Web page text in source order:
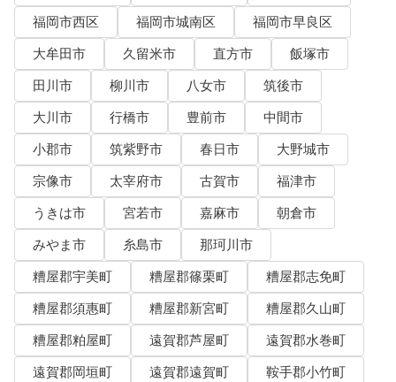
福岡市西区
福岡市城南区
福岡市早良区
大牟田市
久留米市 直方市
飯塚市
田川市
柳川市 八女市
筑後市
大川市
行橋市 豊前市
中間市
小郡市
筑紫野市 春日市
大野城市
宗像市
太宰府市 古賀市
福津市
うきは市
宮若市 嘉麻市
朝倉市
みやま市
糸島市
那珂川市
糟屋郡宇美町
糟屋郡篠栗町
糟屋郡志免町
糟屋郡須惠町
糟屋郡新宮町
糟屋郡久山町
糟屋郡粕屋町
遠賀郡芦屋町
遠賀郡水巻町
遠賀郡岡垣町
遠賀郡遠賀町
鞍手郡小竹町